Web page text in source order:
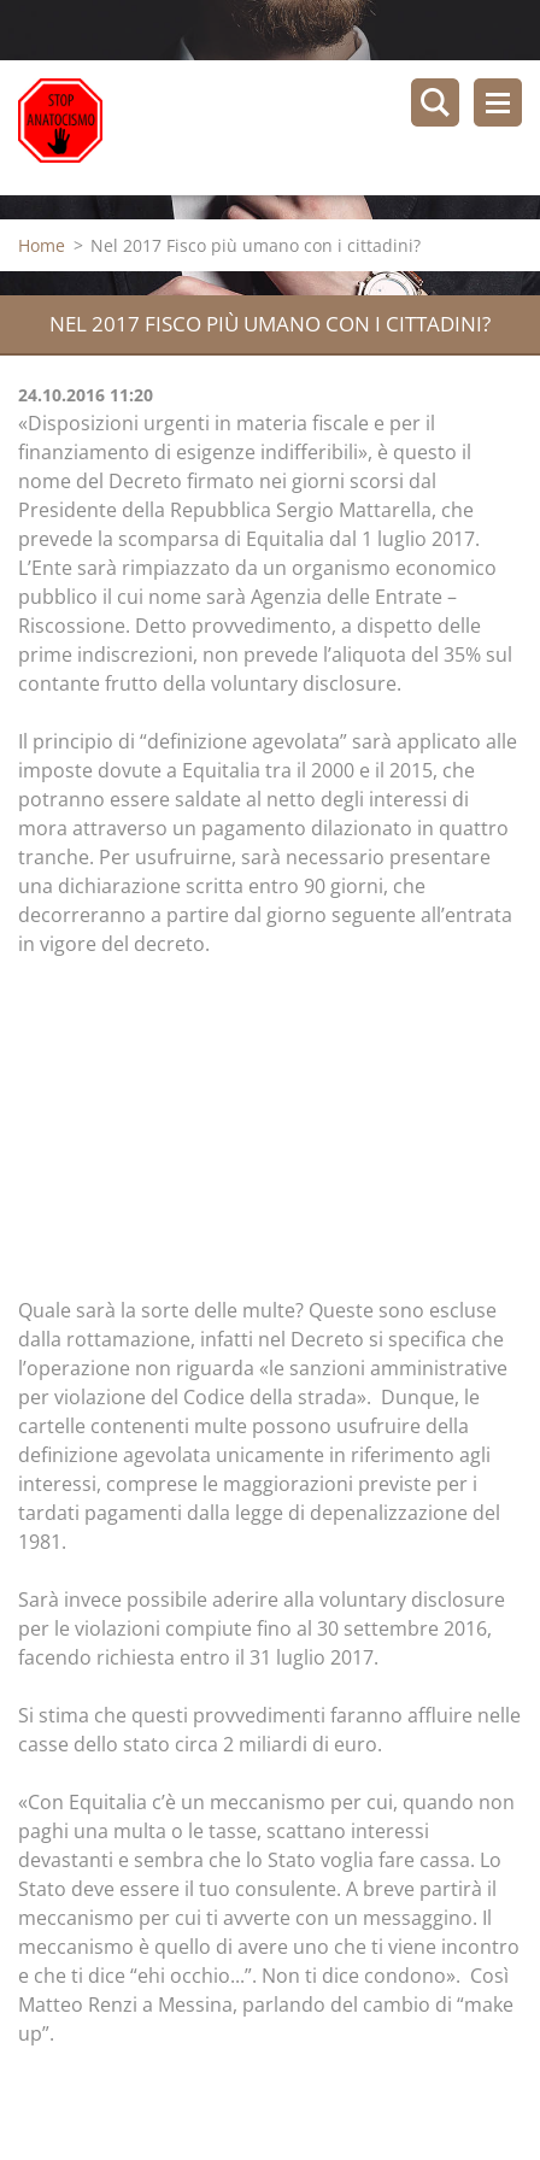
Home > Nel 2017 Fisco più umano con i cittadini?
NEL 2017 FISCO PIÙ UMANO CON I CITTADINI?
24.10.2016 11:20
«Disposizioni urgenti in materia fiscale e per il
finanziamento di esigenze indifferibili», è questo il
nome del Decreto firmato nei giorni scorsi dal
Presidente della Repubblica Sergio Mattarella, che
prevede la scomparsa di Equitalia dal 1 luglio 2017.
L’Ente sarà rimpiazzato da un organismo economico
pubblico il cui nome sarà Agenzia delle Entrate –
Riscossione. Detto provvedimento, a dispetto delle
prime indiscrezioni, non prevede l’aliquota del 35% sul
contante frutto della voluntary disclosure.
Il principio di “definizione agevolata” sarà applicato alle
imposte dovute a Equitalia tra il 2000 e il 2015, che
potranno essere saldate al netto degli interessi di
mora attraverso un pagamento dilazionato in quattro
tranche. Per usufruirne, sarà necessario presentare
una dichiarazione scritta entro 90 giorni, che
decorreranno a partire dal giorno seguente all’entrata
in vigore del decreto.
Quale sarà la sorte delle multe? Queste sono escluse
dalla rottamazione, infatti nel Decreto si specifica che
l’operazione non riguarda «le sanzioni amministrative
per violazione del Codice della strada». Dunque, le
cartelle contenenti multe possono usufruire della
definizione agevolata unicamente in riferimento agli
interessi, comprese le maggiorazioni previste per i
tardati pagamenti dalla legge di depenalizzazione del
1981.
Sarà invece possibile aderire alla voluntary disclosure
per le violazioni compiute fino al 30 settembre 2016,
facendo richiesta entro il 31 luglio 2017.
Si stima che questi provvedimenti faranno affluire nelle
casse dello stato circa 2 miliardi di euro.
«Con Equitalia c’è un meccanismo per cui, quando non
paghi una multa o le tasse, scattano interessi
devastanti e sembra che lo Stato voglia fare cassa. Lo
Stato deve essere il tuo consulente. A breve partirà il
meccanismo per cui ti avverte con un messaggino. Il
meccanismo è quello di avere uno che ti viene incontro
e che ti dice “ehi occhio...”. Non ti dice condono». Così
Matteo Renzi a Messina, parlando del cambio di “make
up”.